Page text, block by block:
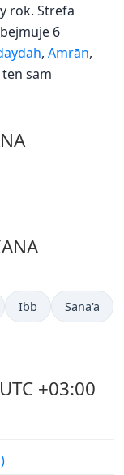
rok. Strefa
6
, Amrān,
sam
Ibb Sana'a
+03:00